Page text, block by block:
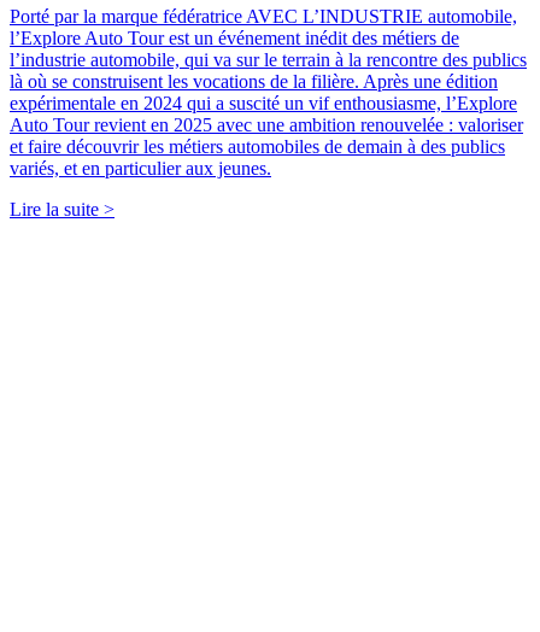
Porté par la marque fédératrice AVEC L’INDUSTRIE automobile,
l’Explore Auto Tour est un événement inédit des métiers de
l’industrie automobile, qui va sur le terrain à la rencontre des publics
là où se construisent les vocations de la filière. Après une édition
expérimentale en 2024 qui a suscité un vif enthousiasme, l’Explore
Auto Tour revient en 2025 avec une ambition renouvelée : valoriser
et faire découvrir les métiers automobiles de demain à des publics
variés, et en particulier aux jeunes.
Lire la suite >